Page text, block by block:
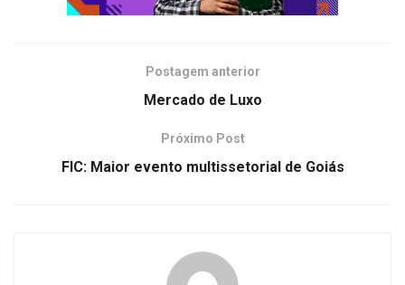
Postagem anterior
Mercado de Luxo
Próximo Post
FIC: Maior evento multissetorial de Goiás